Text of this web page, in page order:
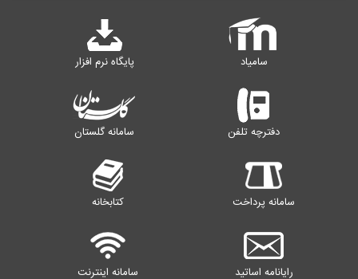
سامیاد پایگاه نرم افزار
دفترچه تلفن سامانه گلستان
سامانه پرداخت کتابخانه
رایانامه اساتید سامانه اینترنت